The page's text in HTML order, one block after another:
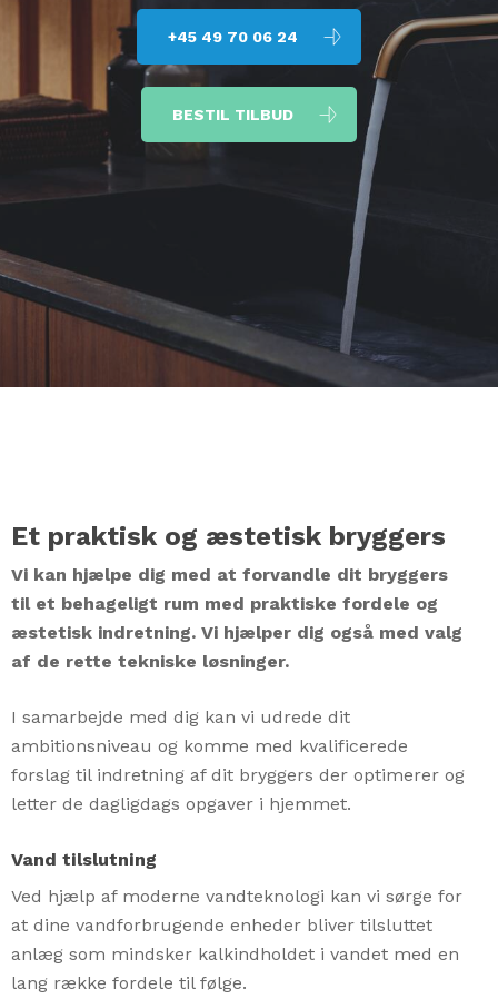
+45 49 70 06 24
BESTIL TILBUD
Et praktisk og æstetisk bryggers
Vi kan hjælpe dig med at forvandle dit bryggers
til et behageligt rum med praktiske fordele og
æstetisk indretning. Vi hjælper dig også med valg
af de rette tekniske løsninger.
I samarbejde med dig kan vi udrede dit
ambitionsniveau og komme med kvalificerede
forslag til indretning af dit bryggers der optimerer og
letter de dagligdags opgaver i hjemmet.
Vand tilslutning
Ved hjælp af moderne vandteknologi kan vi sørge for
at dine vandforbrugende enheder bliver tilsluttet
anlæg som mindsker kalkindholdet i vandet med en
lang række fordele til følge.